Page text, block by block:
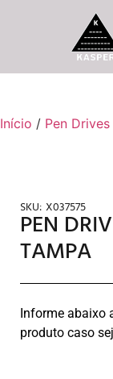
Início / Pen Drives
SKU: X037575
PEN
TAMPA
Informe abaixo
produto caso